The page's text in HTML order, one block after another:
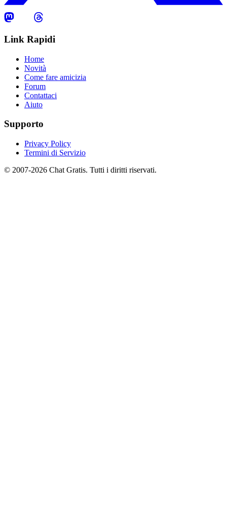
Link Rapidi
Home
Novità
Come fare amicizia
Forum
Contattaci
Aiuto
Supporto
Privacy Policy
Termini di Servizio
© 2007-2026 Chat Gratis. Tutti i diritti riservati.